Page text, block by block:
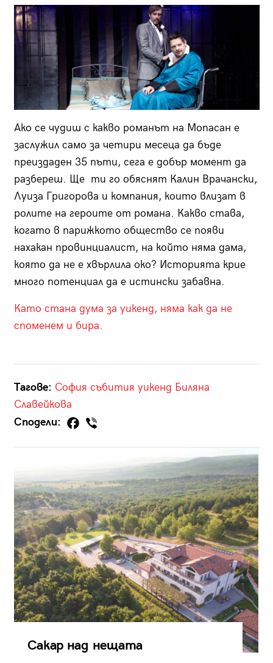
Ако се чудиш с какво романът на Мопасан е
заслужил само за четири месеца да бъде
преиздаден 35 пъти, сега е добър момент да
разбереш. Ще ти го обяснят Калин Врачански,
Луиза Григорова и компания, които влизат в
ролите на героите от романа. Какво става,
когато в парижкото общество се появи
нахакан провинциалист, на който няма дама,
която да не е хвърлила око? Историята крие
много потенциал да е истински забавна.
Като стана дума за уикенд, няма как да не
споменем и бира.
Тагове: София събития уикенд Биляна
Славейкова
Сподели:
Сакар над нещата